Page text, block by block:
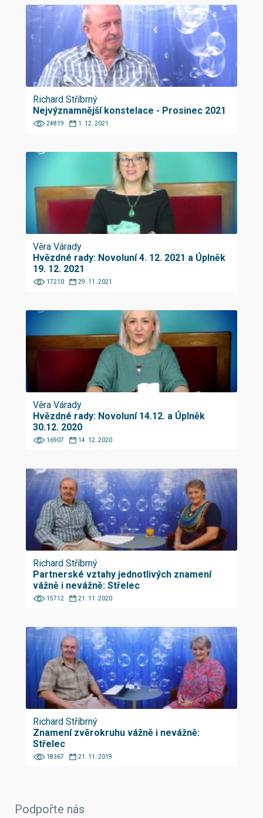
Richard Stříbrný
Nejvýznamnější konstelace - Prosinec 2021
24819 1. 12. 2021
Věra Várady
Hvězdné rady: Novoluní 4. 12. 2021 a Úplněk
19. 12. 2021
17210 29. 11. 2021
Věra Várady
Hvězdné rady: Novoluní 14.12. a Úplněk
30.12. 2020
16907 14. 12. 2020
Richard Stříbrný
Partnerské vztahy jednotlivých znamení
vážně i nevážně: Střelec
15712 21. 11. 2020
Richard Stříbrný
Znamení zvěrokruhu vážně i nevážně:
Střelec
18367 21. 11. 2019
Podpořte nás